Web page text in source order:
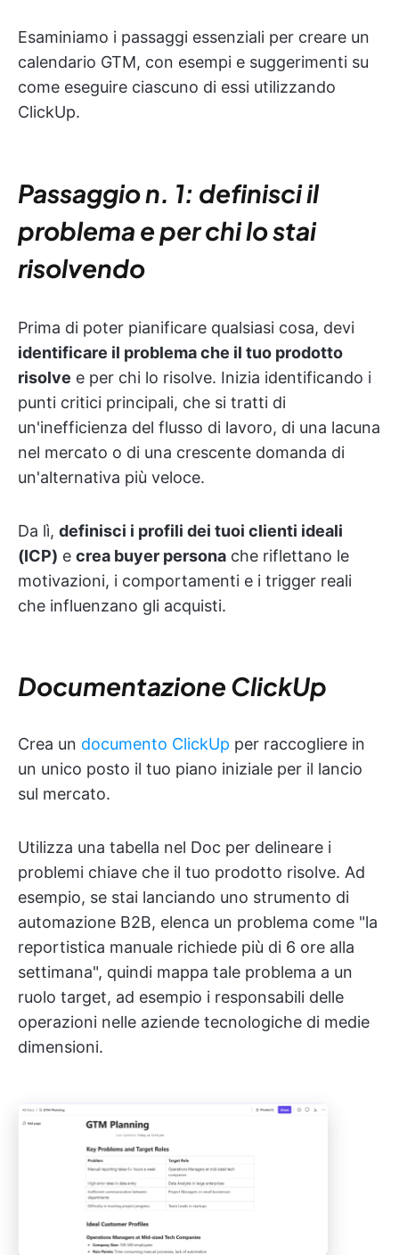
Esaminiamo i passaggi essenziali per creare un
calendario GTM, con esempi e suggerimenti su
come eseguire ciascuno di essi utilizzando
ClickUp.
Passaggio n. 1: definisci il
problema e per chi lo stai
risolvendo
Prima di poter pianificare qualsiasi cosa, devi
identificare il problema che il tuo prodotto
risolve e per chi lo risolve. Inizia identificando i
punti critici principali, che si tratti di
un'inefficienza del flusso di lavoro, di una lacuna
nel mercato o di una crescente domanda di
un'alternativa più veloce.
Da lì, definisci i profili dei tuoi clienti ideali
(ICP) e crea buyer persona che riflettano le
motivazioni, i comportamenti e i trigger reali
che influenzano gli acquisti.
Documentazione ClickUp
Crea un documento ClickUp per raccogliere in
un unico posto il tuo piano iniziale per il lancio
sul mercato.
Utilizza una tabella nel Doc per delineare i
problemi chiave che il tuo prodotto risolve. Ad
esempio, se stai lanciando uno strumento di
automazione B2B, elenca un problema come "la
reportistica manuale richiede più di 6 ore alla
settimana", quindi mappa tale problema a un
ruolo target, ad esempio i responsabili delle
operazioni nelle aziende tecnologiche di medie
dimensioni.